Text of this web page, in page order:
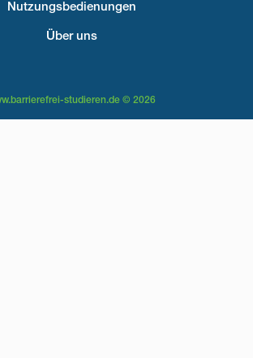
Nutzungsbedienungen
Über uns
studieren.de © 2026